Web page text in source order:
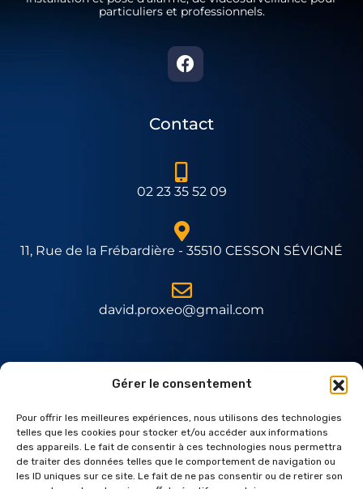
Gérer le consentement
Pour offrir les meilleures expériences, nous utilisons des technologies
telles que les cookies pour stocker et/ou accéder aux informations
des appareils. Le fait de consentir à ces technologies nous permettra
de traiter des données telles que le comportement de navigation ou
les ID uniques sur ce site. Le fait de ne pas consentir ou de retirer son
particuliers et professionnels.
Contact
02 23 35 52 09
11, Rue de la Frébardière - 35510 CESSON SÉVIGNÉ
david.proxeo@gmail.com
Expert Daitem